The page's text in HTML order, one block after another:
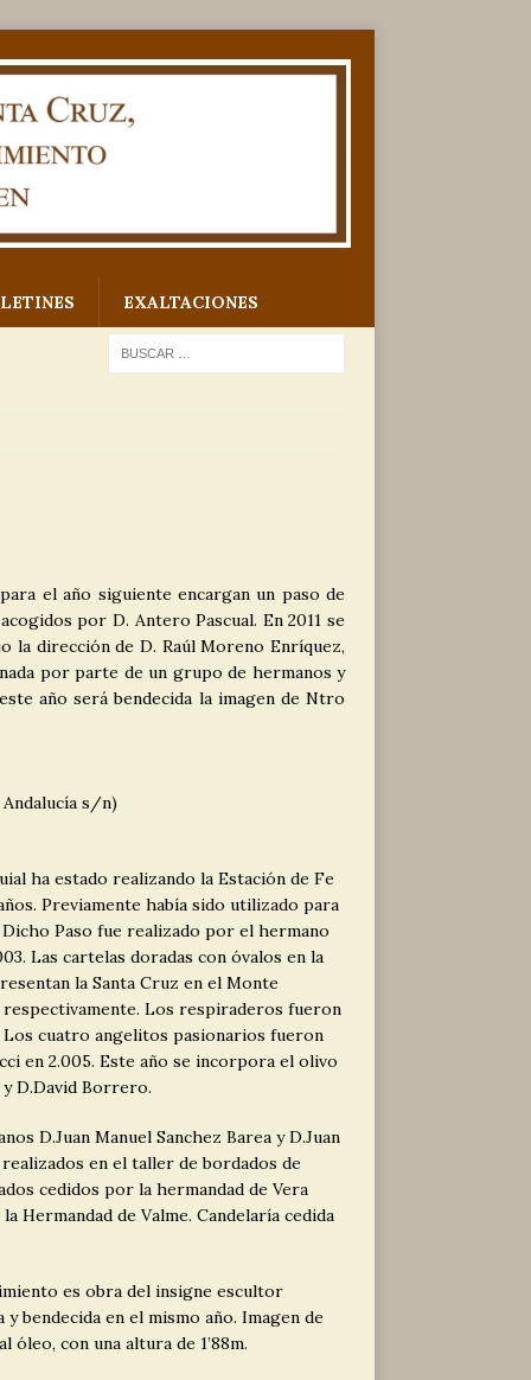
EXALTACIONES
el año siguiente encargan un paso de
por D. Antero Pascual. En 2011 se
la dirección de D. Raúl Moreno Enríquez,
por parte de un grupo de hermanos y
año será bendecida la imagen de Ntro
Andalucía s/n)
ha estado realizando la Estación de Fe
Previamente había sido utilizado para
Paso fue realizado por el hermano
Las cartelas doradas con óvalos en la
la Santa Cruz en el Monte
respectivamente. Los respiraderos fueron
cuatro angelitos pasionarios fueron
en 2.005. Este año se incorpora el olivo
D.David Borrero.
D.Juan Manuel Sanchez Barea y D.Juan
en el taller de bordados de
cedidos por la hermandad de Vera
Hermandad de Valme. Candelaría cedida
es obra del insigne escultor
bendecida en el mismo año. Imagen de
con una altura de 1’88m.